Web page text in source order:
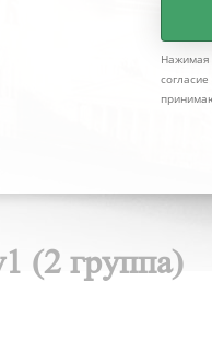
(2 группа)
Нажимая